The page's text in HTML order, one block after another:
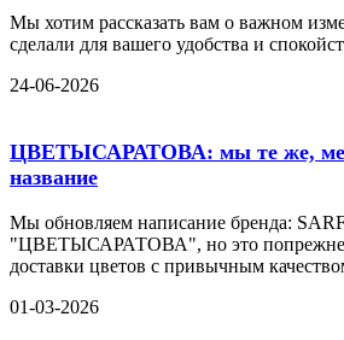
Мы хотим рассказать вам о важном
сделали для вашего удобства и
24-06-2026
ЦВЕТЫСАРАТОВА: мы те же,
название
Мы обновляем написание бренда:
"ЦВЕТЫСАРАТОВА", но это
доставки цветов с привычным
01-03-2026